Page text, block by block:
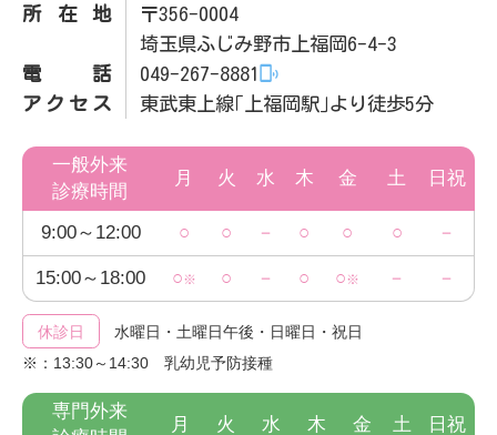
所在地
〒356-0004
埼玉県ふじみ野市上福岡6-4-3
電話
049-267-8881
アクセス
東武東上線｢上福岡駅｣より徒歩5分